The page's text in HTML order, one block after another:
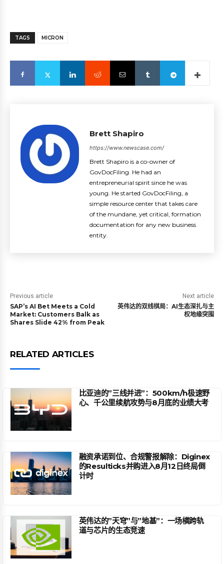
TAGS MICRON
Brett Shapiro
https://www.newscase.com/
Brett Shapiro is a co-owner of
GovDocFiling. He had an
entrepreneurial spirit since he was
young. He started GovDocFiling, a
simple resource center that takes care
of the mundane, yet critical, formation
documentation for any new business
entity.
Previous article
SAP’s AI Bet Meets a Cold
Market: Customers Balk as
Shares Slide 42% from Peak
Next article
英伟达的双线棋局：AI生态深扎与主
权地缘突围
RELATED ARTICLES
比亚迪的”三线并进”：500km/h极速野
心、千公里续航攻势与8月底的业绩大考
融资承诺到位、合规警报解除：Diginex
的Resulticks并购进入8月12日终局倒
计时
英伟达的”天穹”与”地基”：一场横跨轨
道与芯片的生态竞速